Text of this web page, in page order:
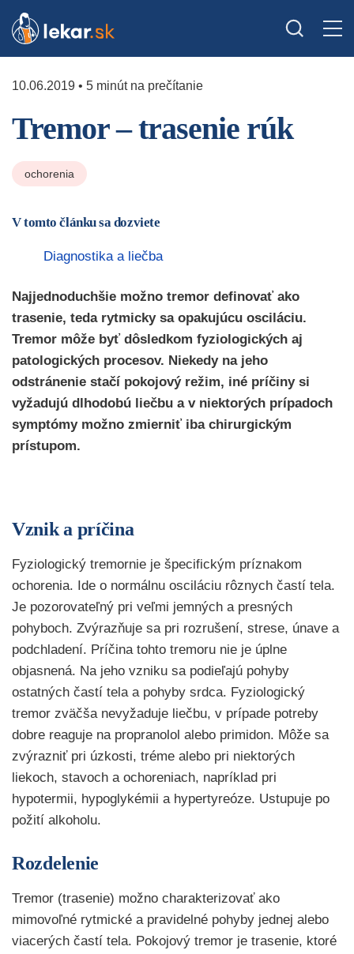
10.06.2019 • 5 minút na prečítanie
Tremor – trasenie rúk
ochorenia
V tomto článku sa dozviete
Diagnostika a liečba
Najjednoduchšie možno tremor definovať ako
trasenie, teda rytmicky sa opakujúcu osciláciu.
Tremor môže byť dôsledkom fyziologických aj
patologických procesov. Niekedy na jeho
odstránenie stačí pokojový režim, iné príčiny si
vyžadujú dlhodobú liečbu a v niektorých prípadoch
symptómy možno zmierniť iba chirurgickým
prístupom.
Vznik a príčina
Fyziologický tremornie je špecifickým príznakom
ochorenia. Ide o normálnu osciláciu rôznych častí tela.
Je pozorovateľný pri veľmi jemných a presných
pohyboch. Zvýrazňuje sa pri rozrušení, strese, únave a
podchladení. Príčina tohto tremoru nie je úplne
objasnená. Na jeho vzniku sa podieľajú pohyby
ostatných častí tela a pohyby srdca. Fyziologický
tremor zväčša nevyžaduje liečbu, v prípade potreby
dobre reaguje na propranolol alebo primidon. Môže sa
zvýrazniť pri úzkosti, tréme alebo pri niektorých
liekoch, stavoch a ochoreniach, napríklad pri
hypotermii, hypoglykémii a hypertyreóze. Ustupuje po
požití alkoholu.
Rozdelenie
Tremor (trasenie) možno charakterizovať ako
mimovoľné rytmické a pravidelné pohyby jednej alebo
viacerých častí tela. Pokojový tremor je trasenie, ktoré